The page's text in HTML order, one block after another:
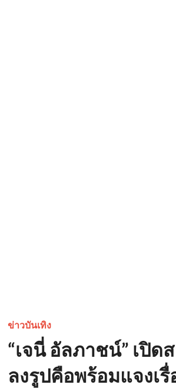
ข่าวบันเทิง
“เจนี่ อัลภาชน์” เปิด
ลงรูปคือพร้อมแจงเ